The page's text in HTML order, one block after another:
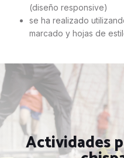
(diseño responsive)
se ha realizado
marcado y hojas de
Actividades